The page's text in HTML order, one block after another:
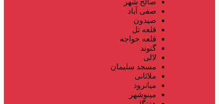
صفی آباد
صیدون
قلعه تل
قلعه خواجه
گتوند
لالی
مسجد سلیمان
ملاثانی
میانرود
مینوشهر